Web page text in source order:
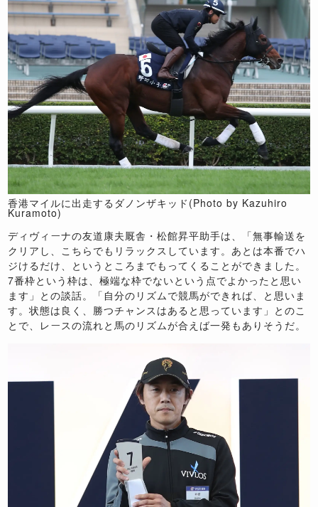
香港マイルに出走するダノンザキッド(Photo by Kazuhiro
Kuramoto)
ディヴィーナの友道康夫厩舎・松館昇平助手は、「無事輸送を
クリアし、こちらでもリラックスしています。あとは本番でハ
ジけるだけ、というところまでもってくることができました。
7番枠という枠は、極端な枠でないという点でよかったと思い
ます」との談話。「自分のリズムで競馬ができれば、と思いま
す。状態は良く、勝つチャンスはあると思っています」とのこ
とで、レースの流れと馬のリズムが合えば一発もありそうだ。